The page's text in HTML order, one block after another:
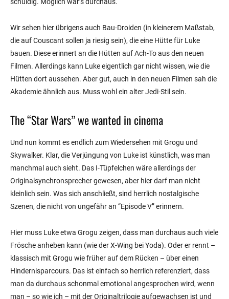
schuldig. Möglich wär’s durchaus.
Wir sehen hier übrigens auch Bau-Droiden (in kleinerem Maßstab,
die auf Couscant sollen ja riesig sein), die eine Hütte für Luke
bauen. Diese erinnert an die Hütten auf Ach-To aus den neuen
Filmen. Allerdings kann Luke eigentlich gar nicht wissen, wie die
Hütten dort aussehen. Aber gut, auch in den neuen Filmen sah die
Akademie ähnlich aus. Muss wohl ein alter Jedi-Stil sein.
The “Star Wars” we wanted in cinema
Und nun kommt es endlich zum Wiedersehen mit Grogu und
Skywalker. Klar, die Verjüngung von Luke ist künstlich, was man
manchmal auch sieht. Das I-Tüpfelchen wäre allerdings der
Originalsynchronsprecher gewesen, aber hier darf man nicht
kleinlich sein. Was sich anschließt, sind herrlich nostalgische
Szenen, die nicht von ungefähr an “Episode V” erinnern.
Hier muss Luke etwa Grogu zeigen, dass man durchaus auch viele
Frösche anheben kann (wie der X-Wing bei Yoda). Oder er rennt –
klassisch mit Grogu wie früher auf dem Rücken – über einen
Hindernisparcours. Das ist einfach so herrlich referenziert, dass
man da durchaus schonmal emotional angesprochen wird, wenn
man – so wie ich – mit der Originaltrilogie aufgewachsen ist und